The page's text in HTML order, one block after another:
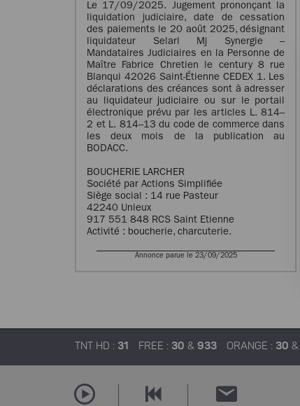
Le 17/09/2025. Jugement prononçant la
liquidation judiciaire, date de cessation
des paiements le 20 août 2025, désignant
liquidateur Selarl Mj Synergie –
Mandataires Judiciaires en la Personne de
Maître Fabrice Chretien le century 8 rue
Blanqui 42026 Saint-Étienne CEDEX 1. Les
déclarations des créances sont à adresser
au liquidateur judiciaire ou sur le portail
électronique prévu par les articles L. 814–
2 et L. 814–13 du code de commerce dans
les deux mois de la publication au
BODACC.
BOUCHERIE LARCHER
Société par Actions Simplifiée
Siège social : 14 rue Pasteur
42240 Unieux
917 551 848 RCS Saint Etienne
Activité : boucherie, charcuterie.
Annonce parue le 23/09/2025
TNT HD : 31 FREE : 30 & 933 ORANGE : 30 &